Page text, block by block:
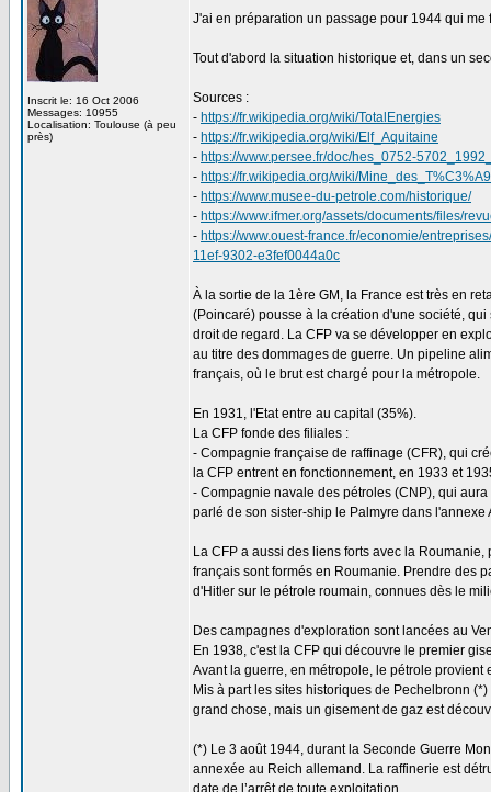
Inscrit le: 16 Oct 2006
Messages: 10955
Localisation: Toulouse (à peu
près)
J'ai en préparation un passage pour 1944 qui
Tout d'abord la situation historique et, dans un
Sources :
- https://fr.wikipedia.org/wiki/TotalEnergies
- https://fr.wikipedia.org/wiki/Elf_Aquitaine
- https://www.persee.fr/doc/hes_0752-
- https://fr.wikipedia.org/wiki/
- https://www.musee-du-petrole.com/historique/
- https://www.ifmer.org/assets/documents/files/
- https://www.ouest-france.fr/economie/
11ef-9302-e3fef0044a0c
À la sortie de la 1ère GM, la France est très en
(Poincaré) pousse à la création d'une société,
droit de regard. La CFP va se développer en
au titre des dommages de guerre. Un pipeline
français, où le brut est chargé pour la métropole.
En 1931, l'Etat entre au capital (35%).
La CFP fonde des filiales :
- Compagnie française de raffinage (CFR), qui
la CFP entrent en fonctionnement, en 1933 et
- Compagnie navale des pétroles (CNP), qui
parlé de son sister-ship le Palmyre dans l'annexe
La CFP a aussi des liens forts avec la
français sont formés en Roumanie. Prendre des
d'Hitler sur le pétrole roumain, connues dès le
Des campagnes d'exploration sont lancées au
En 1938, c'est la CFP qui découvre le premier
Avant la guerre, en métropole, le pétrole
Mis à part les sites historiques de Pechelbronn
grand chose, mais un gisement de gaz est
(*) Le 3 août 1944, durant la Seconde Guerre
annexée au Reich allemand. La raffinerie est
date de l’arrêt de toute exploitation.